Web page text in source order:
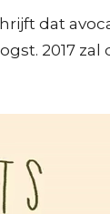
dat
2017